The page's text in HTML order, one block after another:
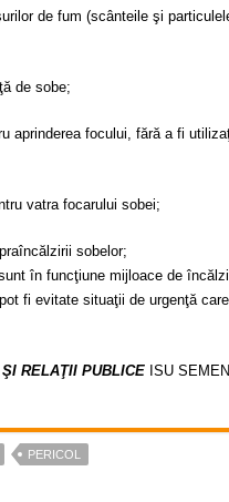
de fum (scânteile şi
de sobe;
aprinderea focului, fără a fi
vatra focarului sobei;
sobelor;
în funcţiune mijloace de
evitate situaţii de urgenţă care
RELAŢII PUBLICE ISU
PERICOL